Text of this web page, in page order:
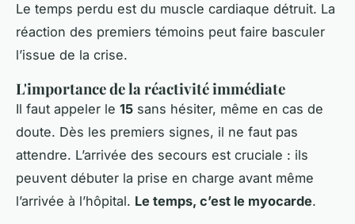
Le temps perdu est du muscle cardiaque détruit. La
réaction des premiers témoins peut faire basculer
l’issue de la crise.
L'importance de la réactivité immédiate
Il faut appeler le 15 sans hésiter, même en cas de
doute. Dès les premiers signes, il ne faut pas
attendre. L’arrivée des secours est cruciale : ils
peuvent débuter la prise en charge avant même
l’arrivée à l’hôpital. Le temps, c’est le myocarde.